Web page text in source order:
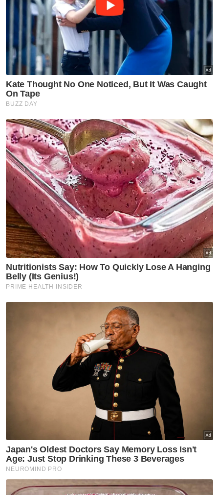
PDRM - KPN
Memang liwat itu ada, satu, dua, tetapi kenapa
rangkum semua?- Pemimpin GISBH
'Pas tiada kaitan dengan GISBH' - Abdul Hadi
GISBH akan lawan di mahkamah, cabar kemuka
bukti
Masyarakat diminta tenang, beri ruang GISBH
disiasat - Saifuddin I 14 September 2024
Masyarakat diminta tenang, beri ruang GISBH
disiasat - Saifuddin
Ulasnya, satu perjumpaan tertutup juga
diadakan pada September 2019 melibatkan
Pengerusi Jawatankuasa Muzakarah MKI,
Jabatan Peguam Negara, Panel Pakar Akidah
Jakim dan Panel Pakar Tasawuf jabatan
tersebut untuk membincangkan cadangan
penyelesaian yang bersesuaian.
“Pada Julai 2022, Mesyuarat Khas bersama
agensi keselamatan negara termasuk Majlis
Keselamatan Negara (MKN), Polis Diraja
Malaysia (PDRM) dan Kementerian Dalam
Negeri (KDN) telah diadakan bagi tujuan
penyelarasan dan disusuli dengan beberapa
perbincangan pada Ogos 2024.